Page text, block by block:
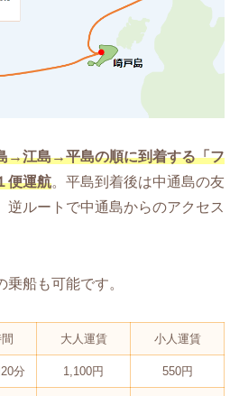
→江島→平島の順に到着する「フ
便運航。平島到着後は中通島の友
逆ルートで中通島からのアクセス
船も可能です。
大人運賃 小人運賃
分 1,100円 550円